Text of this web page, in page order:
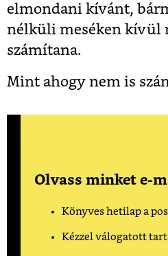
elmondani kívánt,
nélküli meséken kívül
számítana.
Mint ahogy nem is
Olvass minket e-
Könyves hetilap a
Kézzel válogatott